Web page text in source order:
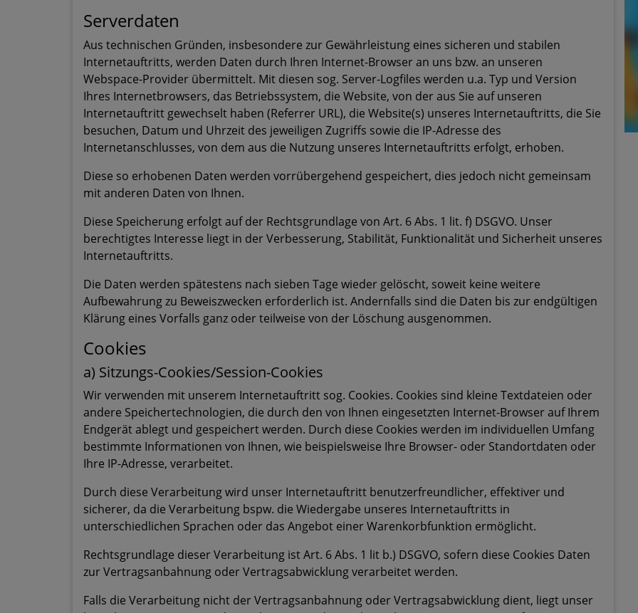
Serverdaten
Aus technischen Gründen, insbesondere zur Gewährleistung eines sicheren und stabilen
Internetauftritts, werden Daten durch Ihren Internet-Browser an uns bzw. an unseren
Webspace-Provider übermittelt. Mit diesen sog. Server-Logfiles werden u.a. Typ und Version
Ihres Internetbrowsers, das Betriebssystem, die Website, von der aus Sie auf unseren
Internetauftritt gewechselt haben (Referrer URL), die Website(s) unseres Internetauftritts, die Sie
besuchen, Datum und Uhrzeit des jeweiligen Zugriffs sowie die IP-Adresse des
Internetanschlusses, von dem aus die Nutzung unseres Internetauftritts erfolgt, erhoben.
Diese so erhobenen Daten werden vorrübergehend gespeichert, dies jedoch nicht gemeinsam
mit anderen Daten von Ihnen.
Diese Speicherung erfolgt auf der Rechtsgrundlage von Art. 6 Abs. 1 lit. f) DSGVO. Unser
berechtigtes Interesse liegt in der Verbesserung, Stabilität, Funktionalität und Sicherheit unseres
Internetauftritts.
Die Daten werden spätestens nach sieben Tage wieder gelöscht, soweit keine weitere
Aufbewahrung zu Beweiszwecken erforderlich ist. Andernfalls sind die Daten bis zur endgültigen
Klärung eines Vorfalls ganz oder teilweise von der Löschung ausgenommen.
Cookies
a) Sitzungs-Cookies/Session-Cookies
Wir verwenden mit unserem Internetauftritt sog. Cookies. Cookies sind kleine Textdateien oder
andere Speichertechnologien, die durch den von Ihnen eingesetzten Internet-Browser auf Ihrem
Endgerät ablegt und gespeichert werden. Durch diese Cookies werden im individuellen Umfang
bestimmte Informationen von Ihnen, wie beispielsweise Ihre Browser- oder Standortdaten oder
Ihre IP-Adresse, verarbeitet.
Durch diese Verarbeitung wird unser Internetauftritt benutzerfreundlicher, effektiver und
sicherer, da die Verarbeitung bspw. die Wiedergabe unseres Internetauftritts in
unterschiedlichen Sprachen oder das Angebot einer Warenkorbfunktion ermöglicht.
Rechtsgrundlage dieser Verarbeitung ist Art. 6 Abs. 1 lit b.) DSGVO, sofern diese Cookies Daten
zur Vertragsanbahnung oder Vertragsabwicklung verarbeitet werden.
Falls die Verarbeitung nicht der Vertragsanbahnung oder Vertragsabwicklung dient, liegt unser